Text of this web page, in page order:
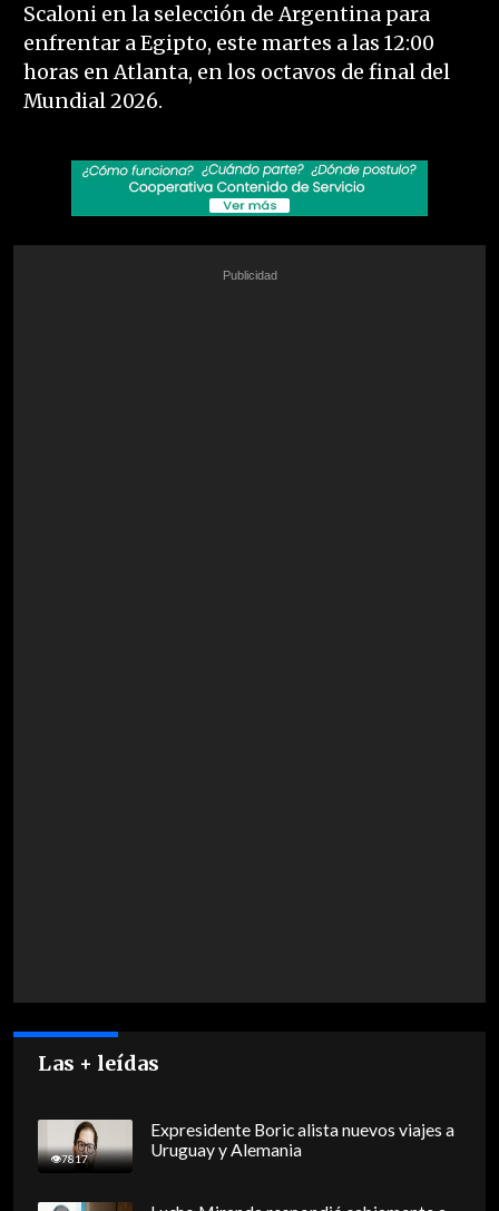
Scaloni en la selección de Argentina para
enfrentar a Egipto, este martes a las 12:00
horas en Atlanta, en los octavos de final del
Mundial 2026.
Las + leídas
7817
Expresidente Boric alista nuevos viajes a
Uruguay y Alemania